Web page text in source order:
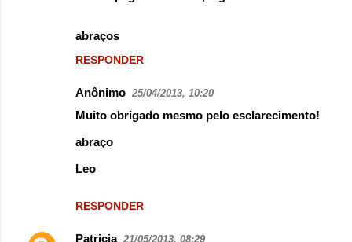
abraços
RESPONDER
Anônimo 25/04/2013, 10:20
Muito obrigado mesmo pelo esclarecimento!
abraço
Leo
RESPONDER
Patricia 21/05/2013, 08:29